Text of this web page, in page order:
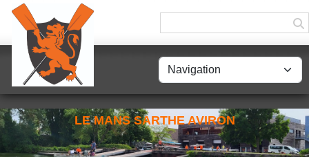
LE MANS SARTHE AVIRON
Panneau de gestion des cookies